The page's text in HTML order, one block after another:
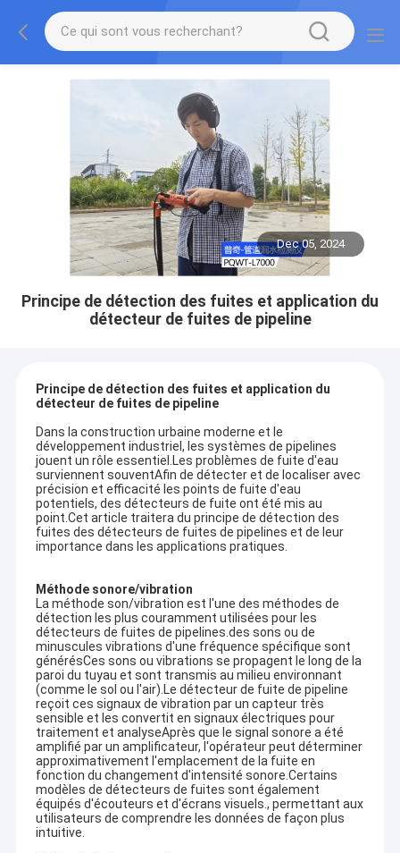
Dec 05, 2024
Principe de détection des fuites et application du
détecteur de fuites de pipeline
Principe de détection des fuites et application du
détecteur de fuites de pipeline
Dans la construction urbaine moderne et le
développement industriel, les systèmes de pipelines
jouent un rôle essentiel.Les problèmes de fuite d'eau
surviennent souventAfin de détecter et de localiser avec
précision et efficacité les points de fuite d'eau
potentiels, des détecteurs de fuite ont été mis au
point.Cet article traitera du principe de détection des
fuites des détecteurs de fuites de pipelines et de leur
importance dans les applications pratiques.
Méthode sonore/vibration
La méthode son/vibration est l'une des méthodes de
détection les plus couramment utilisées pour les
détecteurs de fuites de pipelines.des sons ou de
minuscules vibrations d'une fréquence spécifique sont
générésCes sons ou vibrations se propagent le long de la
paroi du tuyau et sont transmis au milieu environnant
(comme le sol ou l'air).Le détecteur de fuite de pipeline
reçoit ces signaux de vibration par un capteur très
sensible et les convertit en signaux électriques pour
traitement et analyseAprès que le signal sonore a été
amplifié par un amplificateur, l'opérateur peut déterminer
approximativement l'emplacement de la fuite en
fonction du changement d'intensité sonore.Certains
modèles de détecteurs de fuites sont également
équipés d'écouteurs et d'écrans visuels., permettant aux
utilisateurs de comprendre les données de façon plus
intuitive.